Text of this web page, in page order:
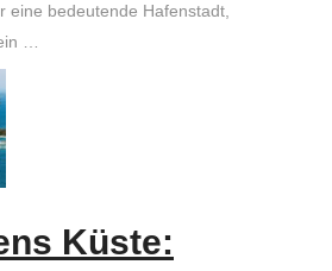
eine bedeutende Hafenstadt,
…
Küste: